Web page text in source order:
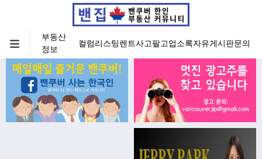
부동산
정보
컬럼리스팅렌트사고팔고업소록자유게시판문의